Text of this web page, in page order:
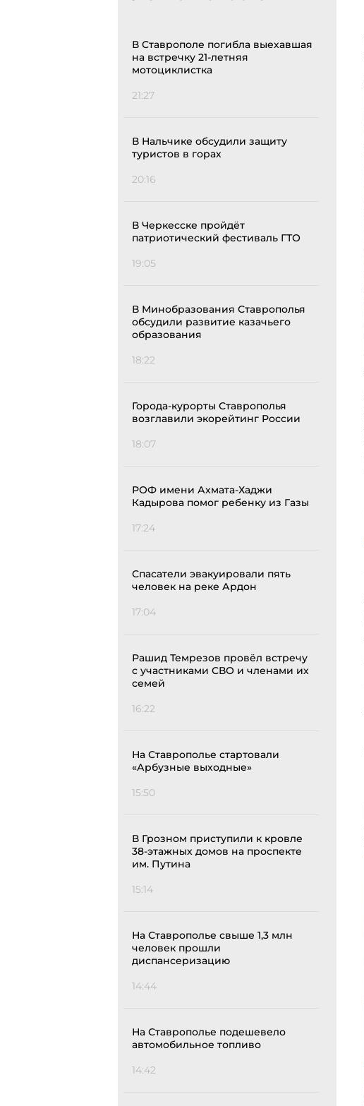
В Ставрополе погибла выехавшая
на встречку 21-летняя
мотоциклистка
21:27
В Нальчике обсудили защиту
туристов в горах
20:16
В Черкесске пройдёт
патриотический фестиваль ГТО
19:05
В Минобразования Ставрополья
обсудили развитие казачьего
образования
18:22
Города-курорты Ставрополья
возглавили экорейтинг России
18:07
РОФ имени Ахмата-Хаджи
Кадырова помог ребенку из Газы
17:24
Спасатели эвакуировали пять
человек на реке Ардон
17:04
Рашид Темрезов провёл встречу
с участниками СВО и членами их
семей
16:22
На Ставрополье стартовали
«Арбузные выходные»
15:50
В Грозном приступили к кровле
38-этажных домов на проспекте
им. Путина
15:14
На Ставрополье свыше 1,3 млн
человек прошли
диспансеризацию
14:44
На Ставрополье подешевело
автомобильное топливо
14:42